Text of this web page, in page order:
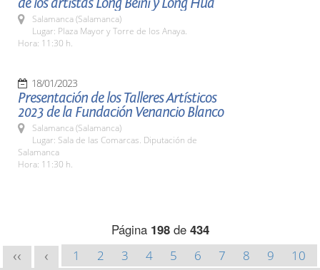
Salamanca (Salamanca)
Lugar: Plaza Mayor y Torre de los Anaya.
Hora: 11:30 h.
18/01/2023
Presentación de los Talleres Artísticos
2023 de la Fundación Venancio Blanco
Salamanca (Salamanca)
Lugar: Sala de las Comarcas. Diputación de
Salamanca
Hora: 11:30 h.
Página 198de 434
<< < 1 2 3 4 5 6 7 8 9
10